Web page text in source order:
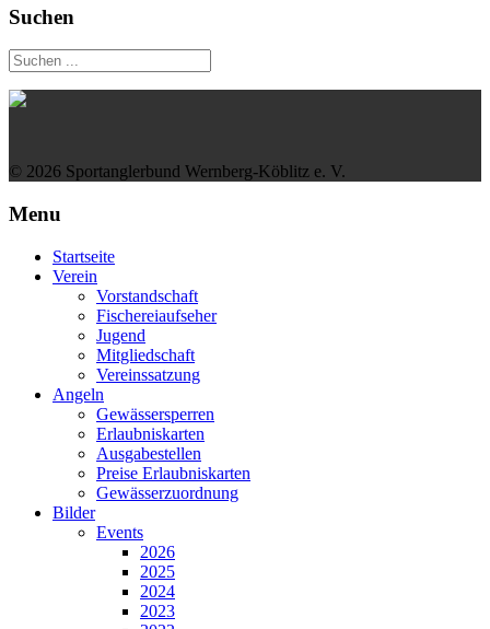
Suchen
© 2026 Sportanglerbund Wernberg-Köblitz e. V.
Menu
Startseite
Verein
Vorstandschaft
Fischereiaufseher
Jugend
Mitgliedschaft
Vereinssatzung
Angeln
Gewässersperren
Erlaubniskarten
Ausgabestellen
Preise Erlaubniskarten
Gewässerzuordnung
Bilder
Events
2026
2025
2024
2023